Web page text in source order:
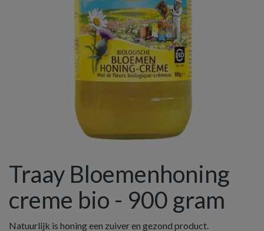
Traay Bloemenhoning
creme bio - 900 gram
Natuurlijk is honing een zuiver en gezond product.